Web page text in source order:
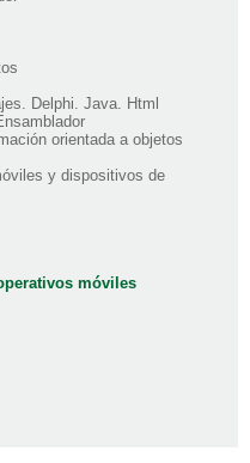
Delphi. Java. Html
orientada a objetos
y dispositivos de
móviles